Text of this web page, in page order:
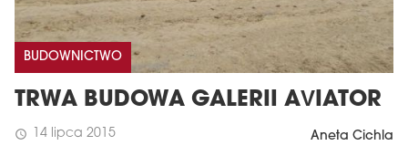
BUDOWNICTWO
TRWA BUDOWA GALERII AVIATOR
schedule 14 lipca 2015 Aneta Cichla